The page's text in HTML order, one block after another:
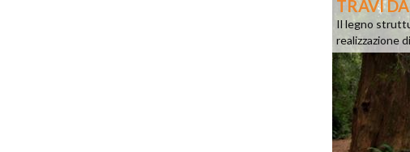
TRAVI
Il legno
realizzazione